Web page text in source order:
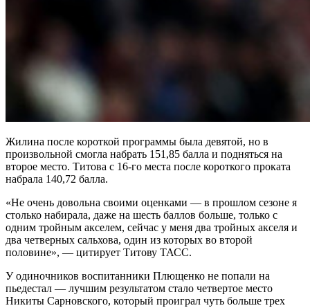
Жилина после короткой программы была девятой, но в
произвольной смогла набрать 151,85 балла и подняться на
второе место. Титова с 16-го места после короткого проката
набрала 140,72 балла.
«Не очень довольна своими оценками — в прошлом сезоне я
столько набирала, даже на шесть баллов больше, только с
одним тройным акселем, сейчас у меня два тройных акселя и
два четверных сальхова, один из которых во второй
половине», — цитирует Титову ТАСС.
У одиночников воспитанники Плющенко не попали на
пьедестал — лучшим результатом стало четвертое место
Никиты Сарновского, который проиграл чуть больше трех